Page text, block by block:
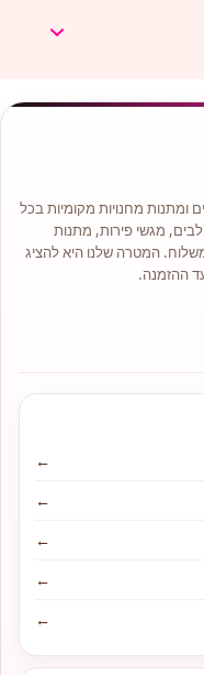
ומתנות מחנויות מקומיות בכל
מגשי פירות, מתנות
משלוח. המטרה שלנו היא להציג
ההזמנה.
←
←
←
←
←